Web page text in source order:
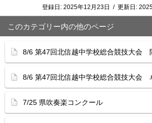
登録日: 2025年12月23日 / 更新日:
このカテゴリー内の他のページ
8/6 第47回北信越中学校総合競技大会
8/6 第47回北信越中学校総合競技大会
7/25 県吹奏楽コンクール